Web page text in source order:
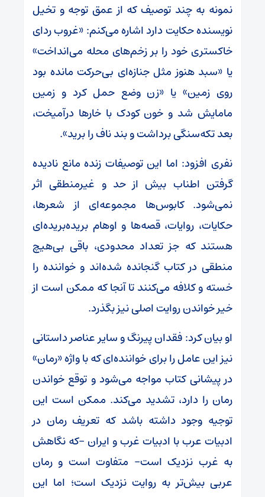
نمونه به چند توصیف که از عمق توجه و تخیل
نویسنده حکایت دارد اشاره می‌کنم: «غروب ردای
خاکستری خود را بر زخم‌های محله می‌انداخت»
یا «سبد هنوز مثل جنازه‌ای بی‌حرکت مانده بود
روی زمین» یا «زن وضع حمل کرد و زمین
مامایش شد و خون کودک با خارها درآمیخت،
بعد تکه‌سنگی برداشت و بند ناف را برید».
نفری افزود: اما این توصیفات زنده مانع نادیده
گرفتن اطناب بیش از حد و غیرمنطقی اثر
نمی‌شود. کابوس‌ها مجموعه‌ای از شعرها،
حکایات، روایات، قصه‌ها و اوهام بریده‌بریده‌ای
هستند که جز تعداد محدودی، باقی بی‌هیچ
منطقی در کتاب گنجانده شده‌اند و خواننده را
خسته و کلافه می‌کنند تا آنجا که ممکن است از
خیر خواندن روایت اصلی نیز بگذرد.
او بیان کرد: فقدان پیرنگ و سایر عناصر داستانی
نیز این عامل را برای خواننده‌ای که با واژه «رمان»
در پیشانی کتاب مواجه می‌شود و توقع خواندن
رمان را دارد، تشدید می‌کند. ممکن است این
توجیه وجود داشته باشد که تعریف رمان در
ادبیات عرب با ادبیات غرب و ایران -که نگاهش
به غرب نزدیک است- متفاوت است و رمان
عربی بیش‌تر به روایت نزدیک است؛ اما این